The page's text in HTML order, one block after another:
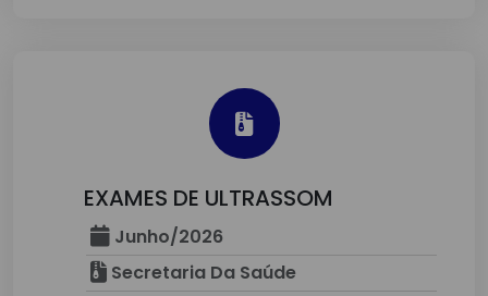
EXAMES DE ULTRASSOM
Junho/2026
Secretaria Da Saúde